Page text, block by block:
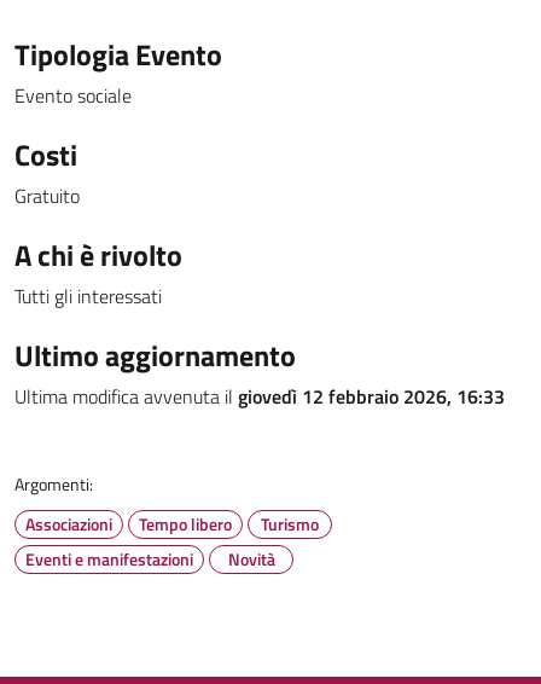
Tipologia Evento
Evento sociale
Costi
Gratuito
A chi è rivolto
Tutti gli interessati
Ultimo aggiornamento
Ultima modifica avvenuta il giovedì 12 febbraio 2026, 16:33
Argomenti:
Associazioni
Tempo libero
Turismo
Eventi e manifestazioni
Novità